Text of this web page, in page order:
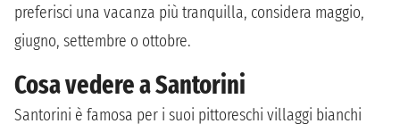
preferisci una vacanza più tranquilla, considera maggio,
giugno, settembre o ottobre.
Cosa vedere a Santorini
Santorini è famosa per i suoi pittoreschi villaggi bianchi